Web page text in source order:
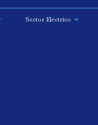
Sector Eléctrico